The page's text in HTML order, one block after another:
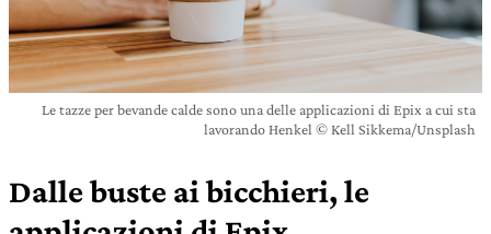
Le tazze per bevande calde sono una delle applicazioni di Epix a cui sta
lavorando Henkel © Kell Sikkema/Unsplash
Dalle buste ai bicchieri, le